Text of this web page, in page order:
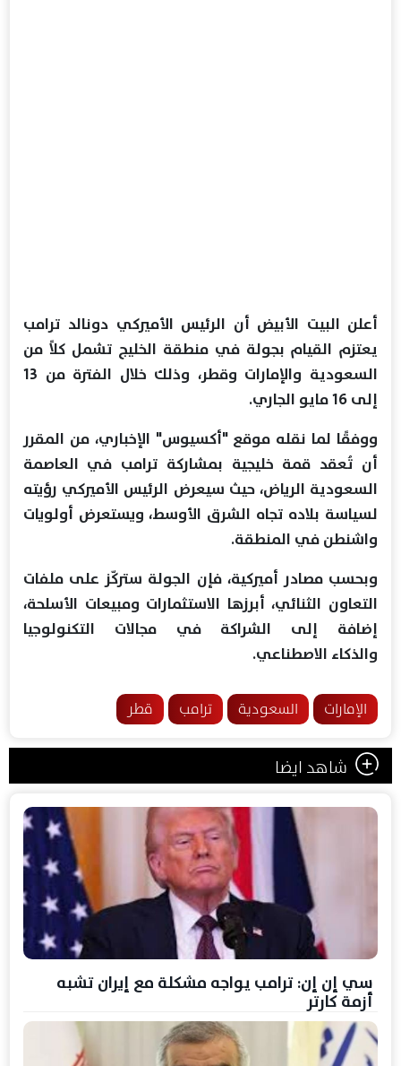
أعلن البيت الأبيض أن الرئيس الأميركي دونالد ترامب
يعتزم القيام بجولة في منطقة الخليج تشمل كلاً من
السعودية والإمارات وقطر، وذلك خلال الفترة من 13
إلى 16 مايو الجاري.
ووفقًا لما نقله موقع "أكسيوس" الإخباري، من المقرر
أن تُعقد قمة خليجية بمشاركة ترامب في العاصمة
السعودية الرياض، حيث سيعرض الرئيس الأميركي رؤيته
لسياسة بلاده تجاه الشرق الأوسط، ويستعرض أولويات
واشنطن في المنطقة.
وبحسب مصادر أميركية، فإن الجولة ستركّز على ملفات
التعاون الثنائي، أبرزها الاستثمارات ومبيعات الأسلحة،
إضافة إلى الشراكة في مجالات التكنولوجيا
والذكاء الاصطناعي.
الإمارات السعودية ترامب قطر
شاهد ايضا
سي إن إن: ترامب يواجه مشكلة مع إيران تشبه
أزمة كارتر